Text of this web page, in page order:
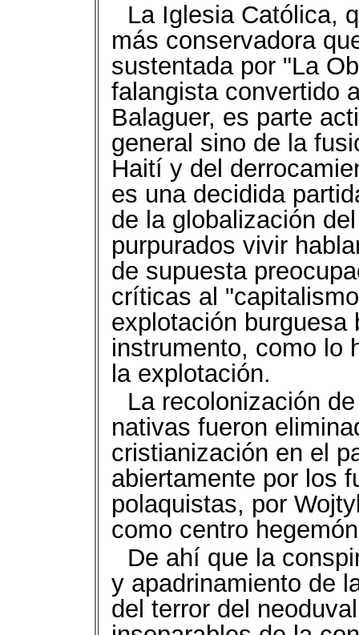
La Iglesia Católica,
más conservadora
sustentada por "La
falangista convertido
Balaguer, es parte
general sino de la
Haití y del
es una decidida
de la globalización
purpurados vivir
de supuesta
críticas al
explotación burguesa
instrumento, como lo
la explotación.
La recolonización
nativas fueron
cristianización en el
abiertamente por los
polaquistas, por
como centro
De ahí que la
y apadrinamiento de
del terror del